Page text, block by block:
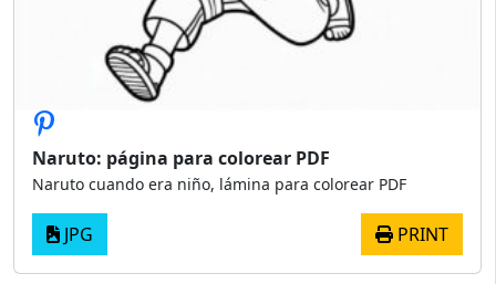
Naruto: página para colorear PDF
Naruto cuando era niño, lámina para colorear PDF
JPG PRINT